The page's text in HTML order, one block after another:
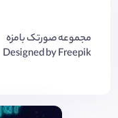
مجموعه صورتک بامزه
Designed by Freepik